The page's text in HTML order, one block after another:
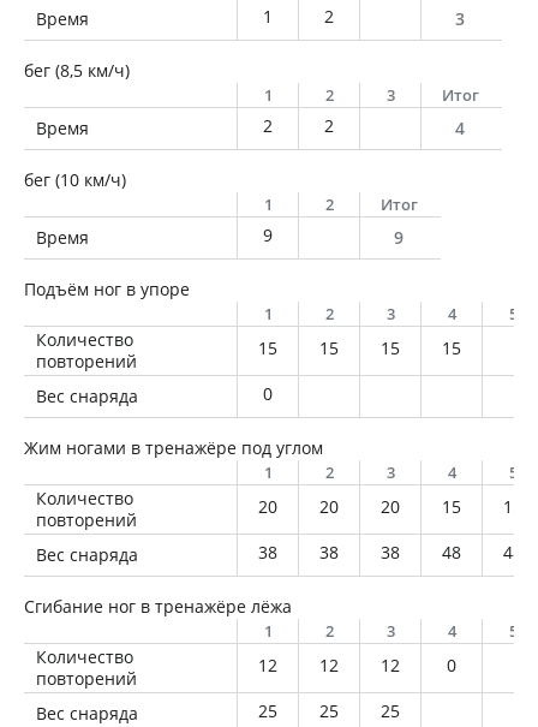
Время 1 2 3
бег (8,5 км/ч)
1 2 3 Итог
Время 2 2 4
бег (10 км/ч)
1 2 Итог
Время 9 9
Подъём ног в упоре
1 2 3 4 5
Количество
повторений
15 15 15 15
Вес снаряда 0
Жим ногами в тренажёре под углом
1 2 3 4 5
Количество
повторений
20 20 20 15 15
Вес снаряда 38 38 38 48 48
Сгибание ног в тренажёре лёжа
1 2 3 4 5
Количество
повторений
12 12 12 0
Вес снаряда 25 25 25